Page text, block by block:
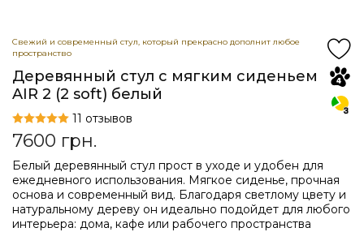
Свежий и современный стул, который прекрасно дополнит любое
пространство
Деревянный стул с мягким сиденьем
AIR 2 (2 soft) белый
11 отзывов
7600 грн.
Белый деревянный стул прост в уходе и удобен для
ежедневного использования. Мягкое сиденье, прочная
основа и современный вид. Благодаря светлому цвету и
натуральному дереву он идеально подойдет для любого
интерьера: дома, кафе или рабочего пространства